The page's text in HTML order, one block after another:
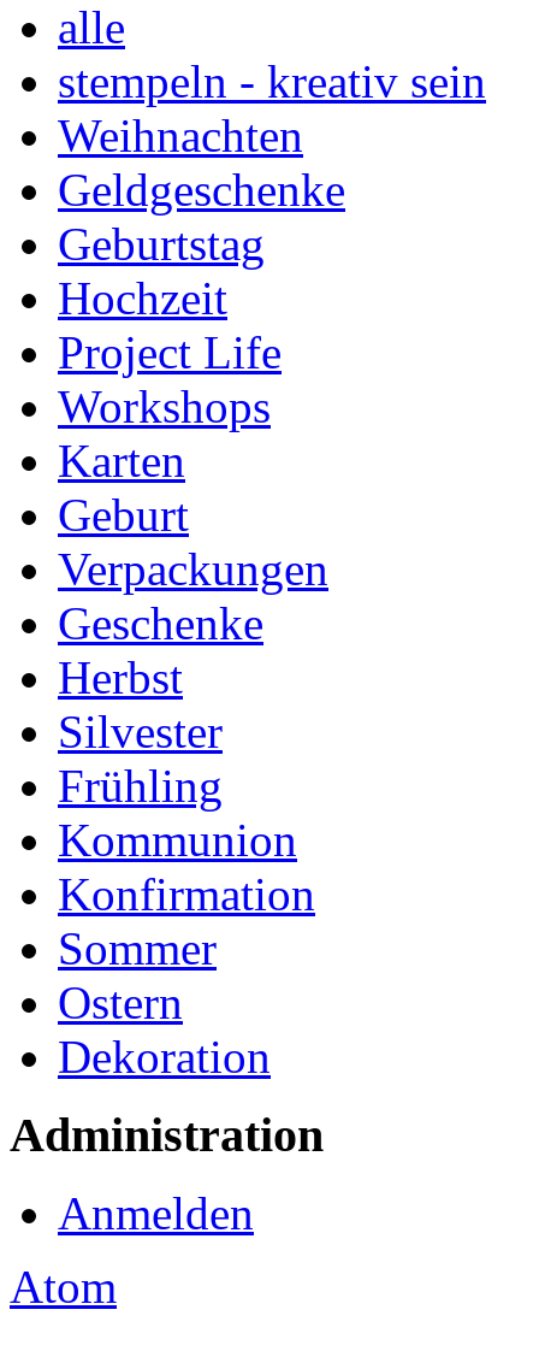
alle
stempeln - kreativ sein
Weihnachten
Geldgeschenke
Geburtstag
Hochzeit
Project Life
Workshops
Karten
Geburt
Verpackungen
Geschenke
Herbst
Silvester
Frühling
Kommunion
Konfirmation
Sommer
Ostern
Dekoration
Administration
Anmelden
Atom